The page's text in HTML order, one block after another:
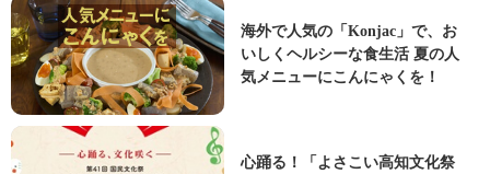
海外で人気の「Konjac」で、お
いしくヘルシーな食生活 夏の人
気メニューにこんにゃくを！
心踊る！「よさこい高知文化祭